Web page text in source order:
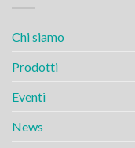
Chi siamo
Prodotti
Eventi
News